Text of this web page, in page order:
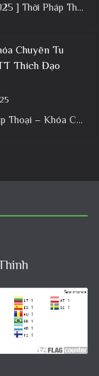
+ Pháp thoại: [ 23.11.2025 ] Thời Pháp Thoại – Khóa Chuyên Tu Chùa Khai Nguyên│Thầy Thích Đạo Thịnh +
Chuyên Tu
Thích Đạo
+ Pháp thoại: Thời Pháp Thoại – Khóa Chuyên Tu Ngày 22/11/2025 – TT Thích Đạo Thịnh + Album: Pháp